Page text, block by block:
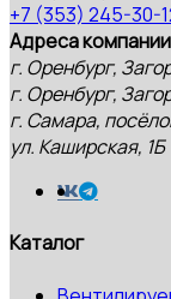
+7 (353) 245-30-
Адреса компании
г. Оренбург,
г. Оренбург,
г. Самара,
ул. Каширская, 1Б
Каталог